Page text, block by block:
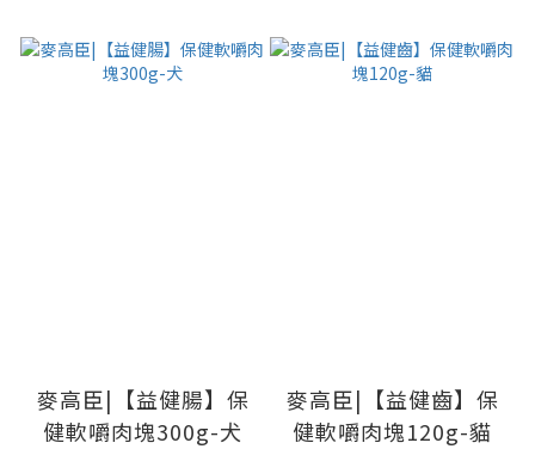
麥高臣|【益健腸】保
健軟嚼肉塊300g-犬
麥高臣|【益健齒】保
健軟嚼肉塊120g-貓